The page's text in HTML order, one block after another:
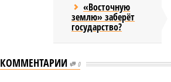
«Восточную
землю» заберёт
государство?
КОММЕНТАРИИ 0